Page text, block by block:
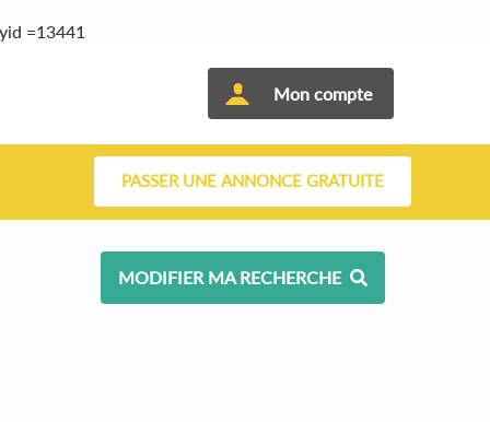
=13441
Mon compte
PASSER UNE ANNONCE GRATUITE
MODIFIER MA RECHERCHE